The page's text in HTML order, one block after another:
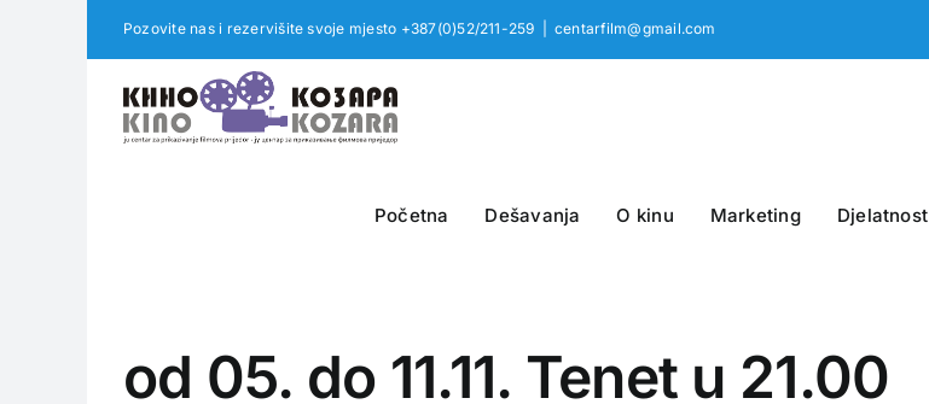
Pozovite nas i rezervišite svoje mjesto +387(0)52/211-259 centarfilm@gmail.com
Početna Dešavanja O kinu Marketing Djelatnost
od 05. do 11.11. Tenet u 21.00